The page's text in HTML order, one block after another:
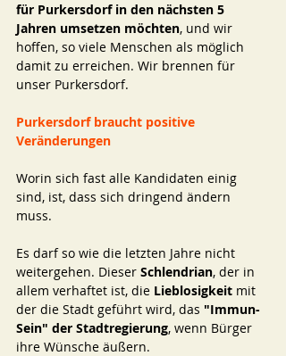
für Purkersdorf in den nächsten 5
Jahren umsetzen möchten, und wir
hoffen, so viele Menschen als möglich
damit zu erreichen. Wir brennen für
unser Purkersdorf.
Purkersdorf braucht positive
Veränderungen
Worin sich fast alle Kandidaten einig
sind, ist, dass sich dringend ändern
muss.
Es darf so wie die letzten Jahre nicht
weitergehen. Dieser Schlendrian, der in
allem verhaftet ist, die Lieblosigkeit mit
der die Stadt geführt wird, das "Immun-
Sein" der Stadtregierung, wenn Bürger
ihre Wünsche äußern.